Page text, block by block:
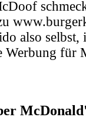
also selbst,
Werbung für